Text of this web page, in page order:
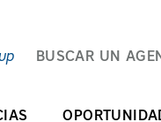
BUSCAR UN